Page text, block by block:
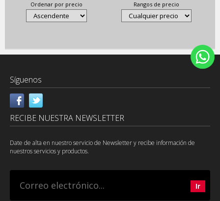
Ordenar por precio Rangos de precio
Síguenos
RECIBE NUESTRA NEWSLETTER
Date de alta en nuestro servicio de Newsletter y recibe información de
nuestros servicios y productos.